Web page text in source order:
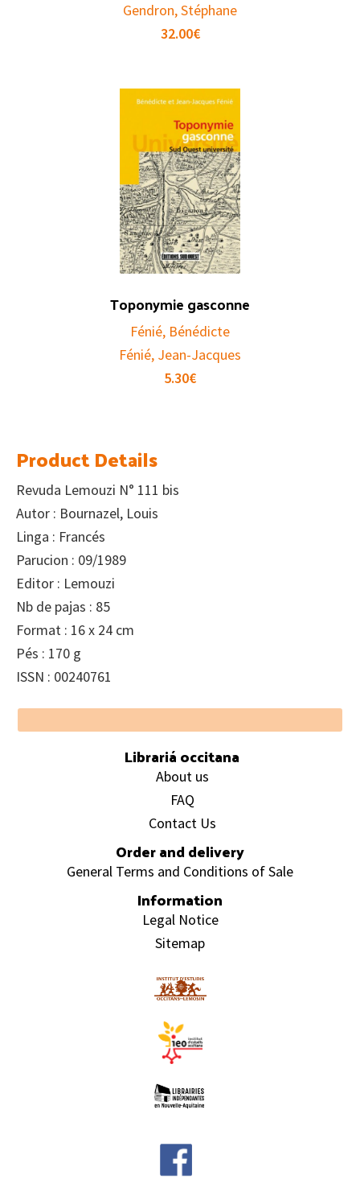
Gendron, Stéphane
32.00€
Toponymie gasconne
Fénié, Bénédicte
Fénié, Jean-Jacques
5.30€
Product Details
Revuda Lemouzi N° 111 bis
Autor : Bournazel, Louis
Linga : Francés
Parucion : 09/1989
Editor : Lemouzi
Nb de pajas : 85
Format : 16 x 24 cm
Pés : 170 g
ISSN : 00240761
Footer
Librariá occitana
About us
FAQ
Contact Us
Order and delivery
General Terms and Conditions of Sale
Information
Legal Notice
Sitemap